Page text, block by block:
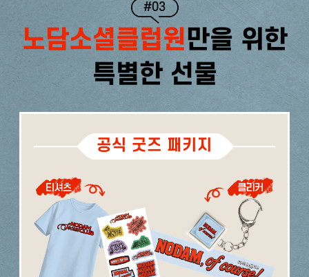
#03
노담소셜클럽원만을 위한
특별한 선물
공식 굿즈 패키지